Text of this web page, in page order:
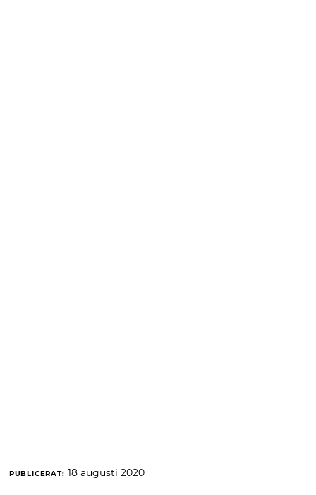
PUBLICERAT: 18 augusti 2020